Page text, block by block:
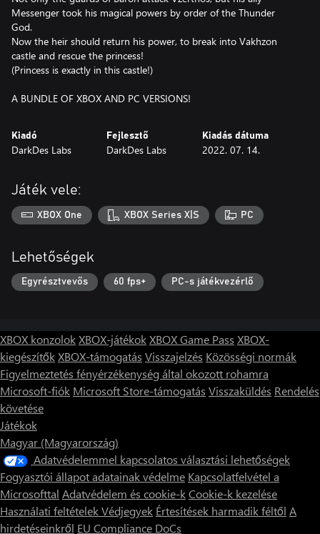
Messenger took his magical powers by order of the Thunder
God.
Now the heir should return his power, to break into Vakhzon
castle and rescue the princess!
(Princess is exactly in this castle!)
Kiadó
DarkDes Labs
Fejlesztő
DarkDes Labs
Kiadás dátuma
2022. 07. 14.
Játék vele:
XBOX One XBOX Series X|S PC
Lehetőségek
Egyrésztvevős 60 fps+ PC-s játékvezérlő
XBOX konzolokXBOX-játékokXBOX Game Pass XBOX-
kiegészítőkXBOX-támogatás Visszajelzés Közösségi normák
Figyelmeztetés fényérzékenység által okozott rohamra
Microsoft-fiók Microsoft Store-támogatás Visszaküldés Rendelés
követése
Játékok
Magyar (Magyarország)
Adatvédelemmel kapcsolatos választási lehetőségek
Fogyasztói állapot adatainak védelme Kapcsolatfelvétel a
Microsofttal Adatvédelem és cookie-kCookie-k kezelése
Használati feltételekVédjegyek Értesítések harmadik féltől A
hirdetéseinkről EU Compliance DoCs